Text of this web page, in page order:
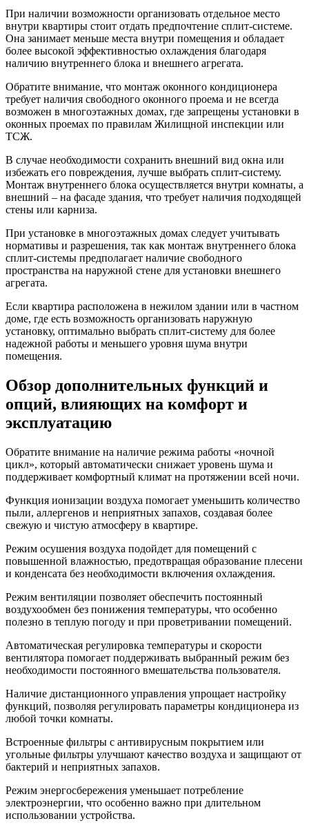
При наличии возможности организовать отдельное место
внутри квартиры стоит отдать предпочтение сплит-системе.
Она занимает меньше места внутри помещения и обладает
более высокой эффективностью охлаждения благодаря
наличию внутреннего блока и внешнего агрегата.
Обратите внимание, что монтаж оконного кондиционера
требует наличия свободного оконного проема и не всегда
возможен в многоэтажных домах, где запрещены установки в
оконных проемах по правилам Жилищной инспекции или
ТСЖ.
В случае необходимости сохранить внешний вид окна или
избежать его повреждения, лучше выбрать сплит-систему.
Монтаж внутреннего блока осуществляется внутри комнаты, а
внешний – на фасаде здания, что требует наличия подходящей
стены или карниза.
При установке в многоэтажных домах следует учитывать
нормативы и разрешения, так как монтаж внутреннего блока
сплит-системы предполагает наличие свободного
пространства на наружной стене для установки внешнего
агрегата.
Если квартира расположена в нежилом здании или в частном
доме, где есть возможность организовать наружную
установку, оптимально выбрать сплит-систему для более
надежной работы и меньшего уровня шума внутри
помещения.
Обзор дополнительных функций и
опций, влияющих на комфорт и
эксплуатацию
Обратите внимание на наличие режима работы «ночной
цикл», который автоматически снижает уровень шума и
поддерживает комфортный климат на протяжении всей ночи.
Функция ионизации воздуха помогает уменьшить количество
пыли, аллергенов и неприятных запахов, создавая более
свежую и чистую атмосферу в квартире.
Режим осушения воздуха подойдет для помещений с
повышенной влажностью, предотвращая образование плесени
и конденсата без необходимости включения охлаждения.
Режим вентиляции позволяет обеспечить постоянный
воздухообмен без понижения температуры, что особенно
полезно в теплую погоду и при проветривании помещений.
Автоматическая регулировка температуры и скорости
вентилятора помогает поддерживать выбранный режим без
необходимости постоянного вмешательства пользователя.
Наличие дистанционного управления упрощает настройку
функций, позволяя регулировать параметры кондиционера из
любой точки комнаты.
Встроенные фильтры с антивирусным покрытием или
угольные фильтры улучшают качество воздуха и защищают от
бактерий и неприятных запахов.
Режим энергосбережения уменьшает потребление
электроэнергии, что особенно важно при длительном
использовании устройства.